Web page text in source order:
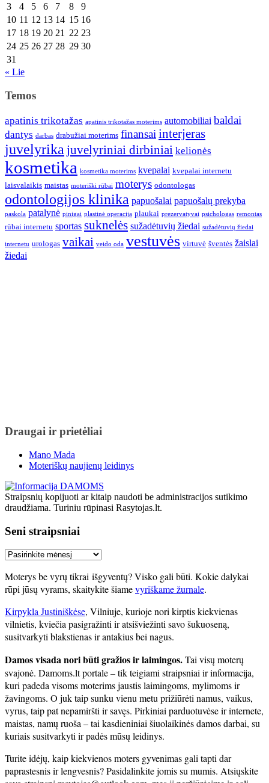
3
4 5 6 7 8
9
10 11 12 13 14 15 16
17 18 19 20 21 22 23
24 25 26 27 28 29 30
31
« Lie
Temos
apatinis trikotažas apatinis trikotažas moterims automobiliai baldai
dantys darbas drabužiai moterims finansai interjeras
juvelyrika juvelyriniai dirbiniai kelionės
kosmetika kosmetika moterims kvepalai kvepalai internetu
laisvalaikis maistas moteriški rūbai moterys odontologas
odontologijos klinika papuošalai papuošalų prekyba
paskola patalynė pinigai plastinė operacija plaukai prezervatyvai psichologas remontas
rūbai internetu sportas suknelės sužadėtuvių žiedai sužadėtuvių žiedai
internetu urologas vaikai veido oda vestuvės virtuvė šventės žaislai
žiedai
Draugai ir prietėliai
Mano Mada
Moteriškų naujienų leidinys
Straipsnių kopijuoti ar kitaip naudoti be administracijos sutikimo
draudžiama. Turiniu rūpinasi Rasytojas.lt.
Seni straipsniai
Seni
Moterys be vyrų tikrai išgyventų? Visko gali būti. Kokie dalykai
rūpi jūsų vyrams, skaitykite šiamevyriškame žurnale.
Kirpykla Justiniškėse, Vilniuje, kurioje nori kirptis kiekvienas
vilnietis, kviečia pasigražinti ir atsišviežinti savo šukuoseną,
susitvarkyti blakstienas ir antakius bei nagus.
Damos visada nori būti gražios ir laimingos.Tai visų moterų
svajonė. Damoms.lt portale – tik teigiami straipsniai ir informacija,
kuri padeda visoms moterims jaustis laimingoms, mylimoms ir
žavingoms. O juk taip sunku vienu metu prižiūrėti namus, vaikus,
vyrus, taip pat nepamiršti ir savęs. Pirkiniai parduotuvėse ir internete,
maistas, namų ruoša – tai kasdieniniai šiuolaikinės damos darbai, su
kuriais susitvarkyti ir padės mūsų leidinys.
Turite idėjų, kaip kiekvienos moters gyvenimas gali tapti dar
paprastesnis ir lengvesnis? Pasidalinkite jomis su mumis. Atsiųskite